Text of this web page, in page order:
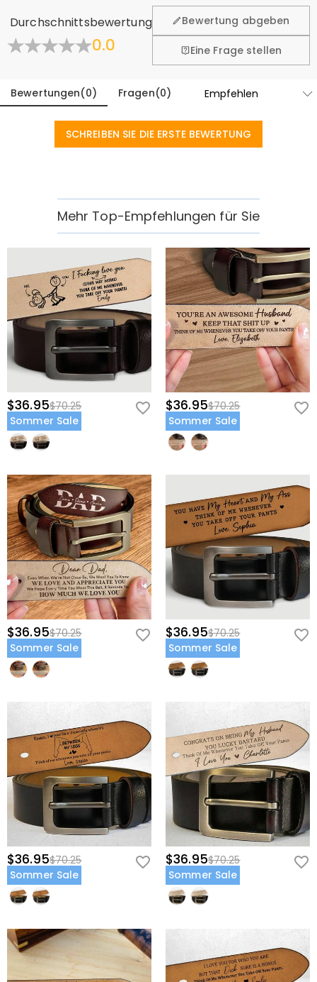
fühlen. Deshalb bieten wir Ihnen 60 Tage Rückgaberecht.
Durchschnittsbewertung
0.0
Bewertung abgeben
Eine Frage stellen
Bewertungen(0) Fragen(0)
SCHREIBEN SIE DIE ERSTE BEWERTUNG
Mehr Top-Empfehlungen für Sie
$36.95$70.25
Sommer Sale
$36.95$70.25
Sommer Sale
$36.95$70.25
Sommer Sale
$36.95$70.25
Sommer Sale
$36.95$70.25
Sommer Sale
$36.95$70.25
Sommer Sale